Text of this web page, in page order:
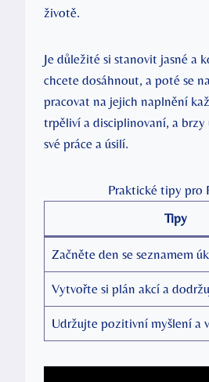
životě.
Je důležité si stanovit jasné a
chcete dosáhnout, a poté se
pracovat na jejich naplnění
trpěliví a disciplinovaní, a brzy
své práce a úsilí.
Praktické tipy pro
Tipy
Začněte den se seznamem
Vytvořte si plán akcí a
Udržujte pozitivní myšlení a